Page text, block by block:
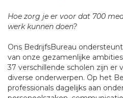
Hoe zorg je er voor dat 700
werk kunnen doen?
Ons BedrijfsBureau
van onze gezamenlijke
37 verschillende scholen zijn er
diverse onderwerpen. Op het
professionals dagelijks aan